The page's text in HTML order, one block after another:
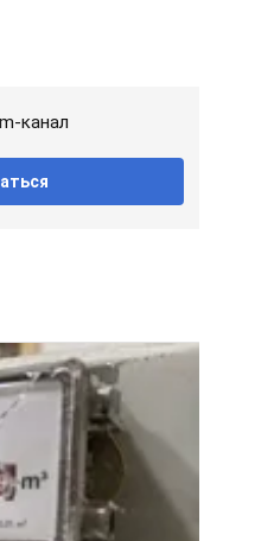
канал